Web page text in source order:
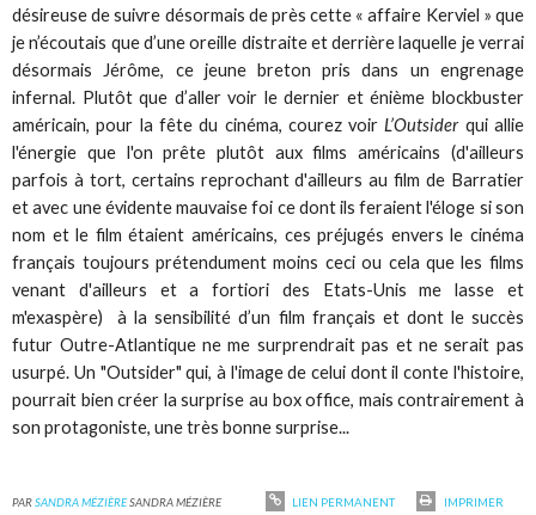
désireuse de suivre désormais de près cette « affaire Kerviel » que
je n’écoutais que d’une oreille distraite et derrière laquelle je verrai
désormais Jérôme, ce jeune breton pris dans un engrenage
infernal. Plutôt que d’aller voir le dernier et énième blockbuster
américain, pour la fête du cinéma, courez voirL’Outsiderqui allie
l'énergie que l'on prête plutôt aux films américains (d'ailleurs
parfois à tort, certains reprochant d'ailleurs au film de Barratier
et avec une évidente mauvaise foi ce dont ils feraient l'éloge si son
nom et le film étaient américains, ces préjugés envers le cinéma
français toujours prétendument moins ceci ou cela que les films
venant d'ailleurs et a fortiori des Etats-Unis me lasse et
m'exaspère) à la sensibilité d’un film français et dont le succès
futur Outre-Atlantique ne me surprendrait pas et ne serait pas
usurpé. Un "Outsider" qui, à l'image de celui dont il conte l'histoire,
pourrait bien créer la surprise au box office, mais contrairement à
son protagoniste, une très bonne surprise...
PARSANDRA MÉZIÈRESANDRA MÉZIÈRE LIEN PERMANENT
IMPRIMER